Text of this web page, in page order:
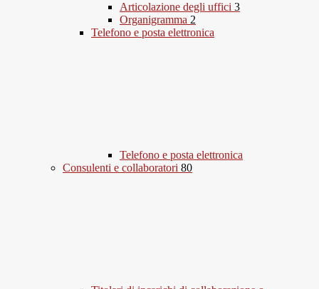
Articolazione degli uffici 3
Organigramma 2
Telefono e posta elettronica
Telefono e posta elettronica
Consulenti e collaboratori 80